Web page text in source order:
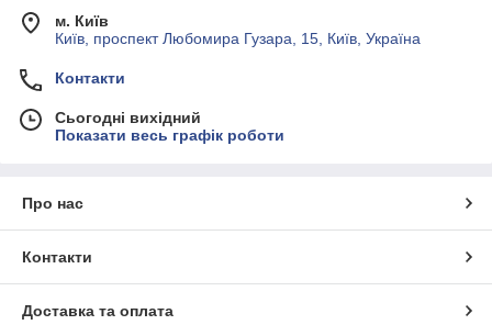
м. Київ
Київ, проспект Любомира Гузара, 15, Київ, Україна
Контакти
Сьогодні вихідний
Показати весь графік роботи
Про нас
Контакти
Доставка та оплата